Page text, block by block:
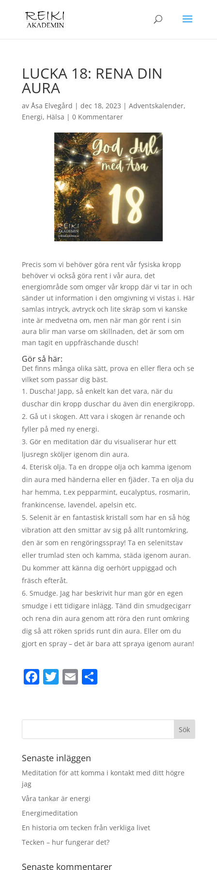
LUCKA 18: RENA DIN
AURA
av Åsa Elvegård | dec 18, 2023 | Adventskalender,
Energi, Hälsa | 0 Kommentarer
Precis som vi behöver göra rent vår fysiska kropp
behöver vi också göra rent i vår aura, det
energiområde som omger vår kropp där vi tar in och
sänder ut information i den omgivning vi vistas i. Här
samlas intryck, avtryck och lite skräp som vi kanske
inte är medvetna om, men när man gör rent i sin
aura blir man varse om skillnaden, det är som om
man tagit en uppfräschande dusch!
Gör så här:
Det finns många olika sätt, prova en eller flera och se
vilket som passar dig bäst.
Duscha! Japp, så enkelt kan det vara, när du
duschar din kropp duschar du även din energikropp.
Gå ut i skogen. Att vara i skogen är renande och
fyller på med ny energi.
Gör en meditation där du visualiserar hur ett
ljusregn sköljer igenom din aura.
Eterisk olja. Ta en droppe olja och kamma igenom
din aura med händerna eller en fjäder. Ta en olja du
har hemma, t.ex pepparmint, eucalyptus, rosmarin,
frankincense, lavendel, apelsin etc.
Selenit är en fantastisk kristall som har en så hög
vibration att den smittar av sig på allt runtomkring,
den är som en rengöringsspray! Ta en selenitstav
eller trumlad sten och kamma, städa igenom auran.
Du kommer att känna dig oerhört uppiggad och
fräsch efteråt.
Smudge. Jag har beskrivit hur man gör en egen
smudge i ett tidigare inlägg. Tänd din smudgecigarr
och rena din aura genom att röra den runt omkring
dig så att röken sprids runt din aura. Eller om du
gjort en spray – det är bara att spraya igenom auran!
F
e
b
o
o
T
er
E
l
D
Senaste inläggen
Meditation för att komma i kontakt med ditt högre
jag
Våra tankar är energi
Energimeditation
En historia om tecken från verkliga livet
Tecken – hur fungerar det?
Senaste kommentarer